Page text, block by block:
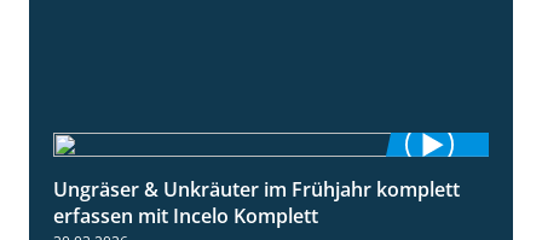
3:10
Ungräser & Unkräuter im Frühjahr komplett
erfassen mit Incelo Komplett